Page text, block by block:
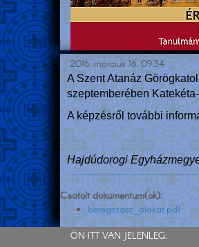
2016. március 16. 09:34
A Szent Atanáz
szeptemberében
A képzésről további
Hajdúdorogi
Csatolt dokumentum(ok):
beregszasz_plakat.pdf
ÖN ITT VAN JELENLEG: